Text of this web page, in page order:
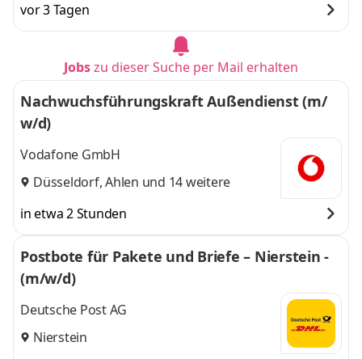
vor 3 Tagen
Jobszu dieser Suche per Mail erhalten
Nachwuchsführungskraft Außendienst (m/
w/d)
Vodafone GmbH
Düsseldorf,Ahlen und 14 weitere
in etwa 2 Stunden
Postbote für Pakete und Briefe – Nierstein -
(m/w/d)
Deutsche Post AG
Nierstein